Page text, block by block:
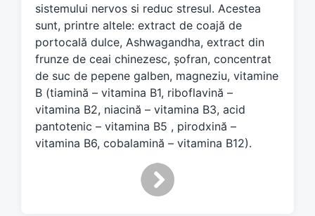
t
h
sistemului nervos si reduc stresul. Acestea
sunt, printre altele: extract de coajă de
portocală dulce, Ashwagandha, extract din
frunze de ceai chinezesc, șofran, concentrat
de suc de pepene galben, magneziu, vitamine
B (tiamină – vitamina B1, riboflavină –
vitamina B2, niacină – vitamina B3, acid
pantotenic – vitamina B5 , pirodxină –
vitamina B6, cobalamină – vitamina B12).